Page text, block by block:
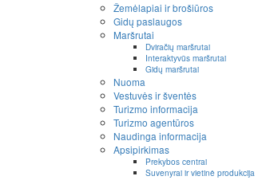
Žemėlapiai ir brošiūros
Gidų paslaugos
Maršrutai
Dviračių maršrutai
Interaktyvūs maršrutai
Gidų maršrutai
Nuoma
Vestuvės ir šventės
Turizmo informacija
Turizmo agentūros
Naudinga informacija
Apsipirkimas
Prekybos centrai
Suvenyrai ir vietinė produkcija